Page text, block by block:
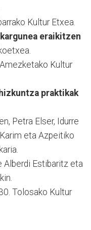
Kultur Etxea.
eraikitzen
Kultur
praktikak
Petra Elser, Idurre
eta Azpeitiko
Alberdi Estibaritz eta
Tolosako Kultur